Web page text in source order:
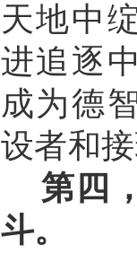
天地中
进追逐
成为德
设者和
第四
斗。